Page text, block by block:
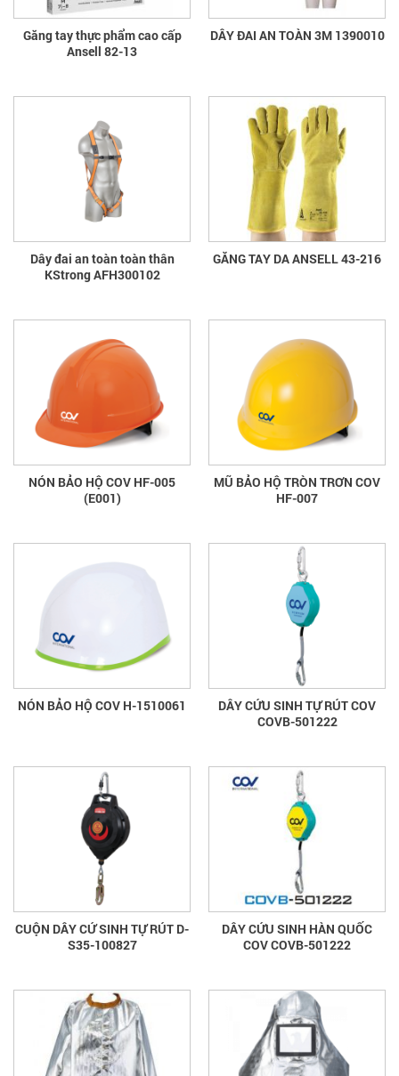
Găng tay thực phẩm cao cấp
Ansell 82-13
DÂY ĐAI AN TOÀN 3M 1390010
Dây đai an toàn toàn thân
KStrong AFH300102
GĂNG TAY DA ANSELL 43-216
NÓN BẢO HỘ COV HF-005
(E001)
MŨ BẢO HỘ TRÒN TRƠN COV
HF-007
NÓN BẢO HỘ COV H-1510061
DÂY CỨU SINH TỰ RÚT COV
COVB-501222
CUỘN DÂY CỨ SINH TỰ RÚT D-
S35-100827
DÂY CỨU SINH HÀN QUỐC
COV COVB-501222